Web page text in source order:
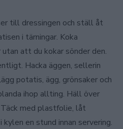
till dressingen och ställ åt
i tärningar. Koka
att du kokar sönder den.
Hacka äggen, sellerin
potatis, ägg, grönsaker och
ihop allting. Häll över
med plastfolie, låt
en stund innan servering.